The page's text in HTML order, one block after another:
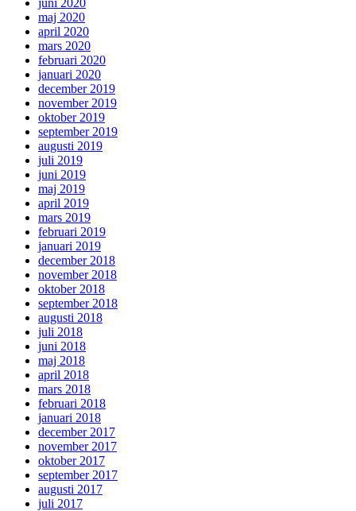
juni 2020
maj 2020
april 2020
mars 2020
februari 2020
januari 2020
december 2019
november 2019
oktober 2019
september 2019
augusti 2019
juli 2019
juni 2019
maj 2019
april 2019
mars 2019
februari 2019
januari 2019
december 2018
november 2018
oktober 2018
september 2018
augusti 2018
juli 2018
juni 2018
maj 2018
april 2018
mars 2018
februari 2018
januari 2018
december 2017
november 2017
oktober 2017
september 2017
augusti 2017
juli 2017